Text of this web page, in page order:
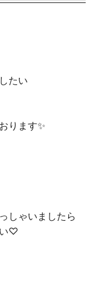
たい
ります✨
しゃいましたら
♡